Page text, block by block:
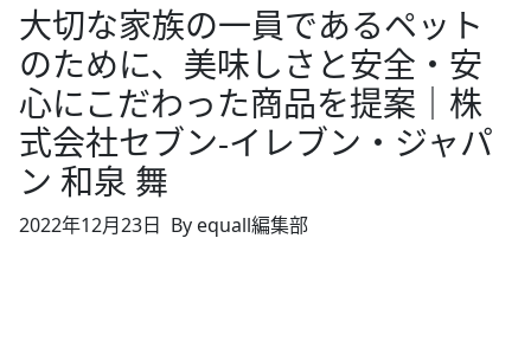
大切な家族の一員であるペット
のために、美味しさと安全・安
心にこだわった商品を提案｜株
式会社セブン‐イレブン・ジャパ
ン 和泉 舞
2022年12月23日 By equall編集部